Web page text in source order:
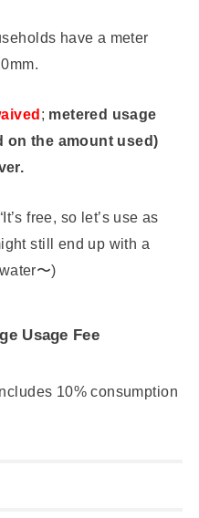
have a meter
; metered usage
on the amount used)
free, so let’s use as
still end up with a
〜)
Usage Fee
10% consumption